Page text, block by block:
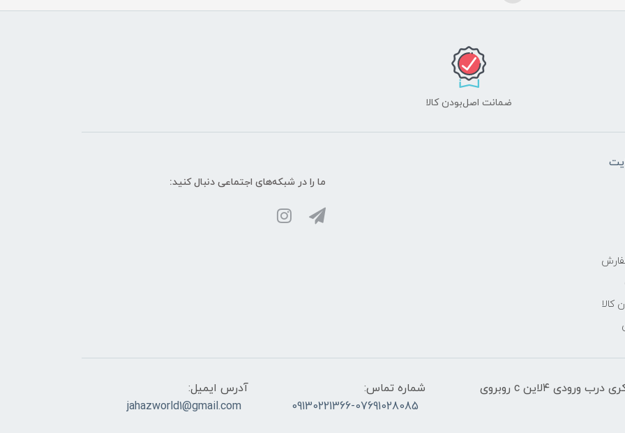
ضمانت اصل‌بودن کالا
کالا
ما را در شبکه‌های اجتماعی دنبال کنید:
آدرس:قشم، پاساژ معراج کنار اسکله مسافربری ذاکری درب ورودی ۴لاین c روبروی
شماره تماس:
09130221366-07691028085
آدرس ایمیل:
jahazworld1@gmail.com